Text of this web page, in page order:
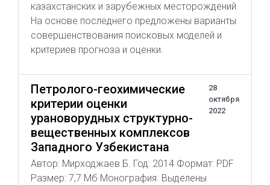
казахстанских и зарубежных месторождений.
На основе последнего предложены варианты
совершенствования поисковых моделей и
критериев прогноза и оценки.
Петролого-геохимические
критерии оценки
урановорудных структурно-
вещественных комплексов
Западного Узбекистана
28
октября
2022
Автор: Мирходжаев Б. Год: 2014 Формат: PDF
Размер: 7,7 Мб Монография. Выделены